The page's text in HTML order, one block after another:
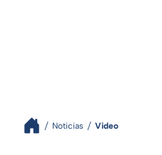
Noticias Video